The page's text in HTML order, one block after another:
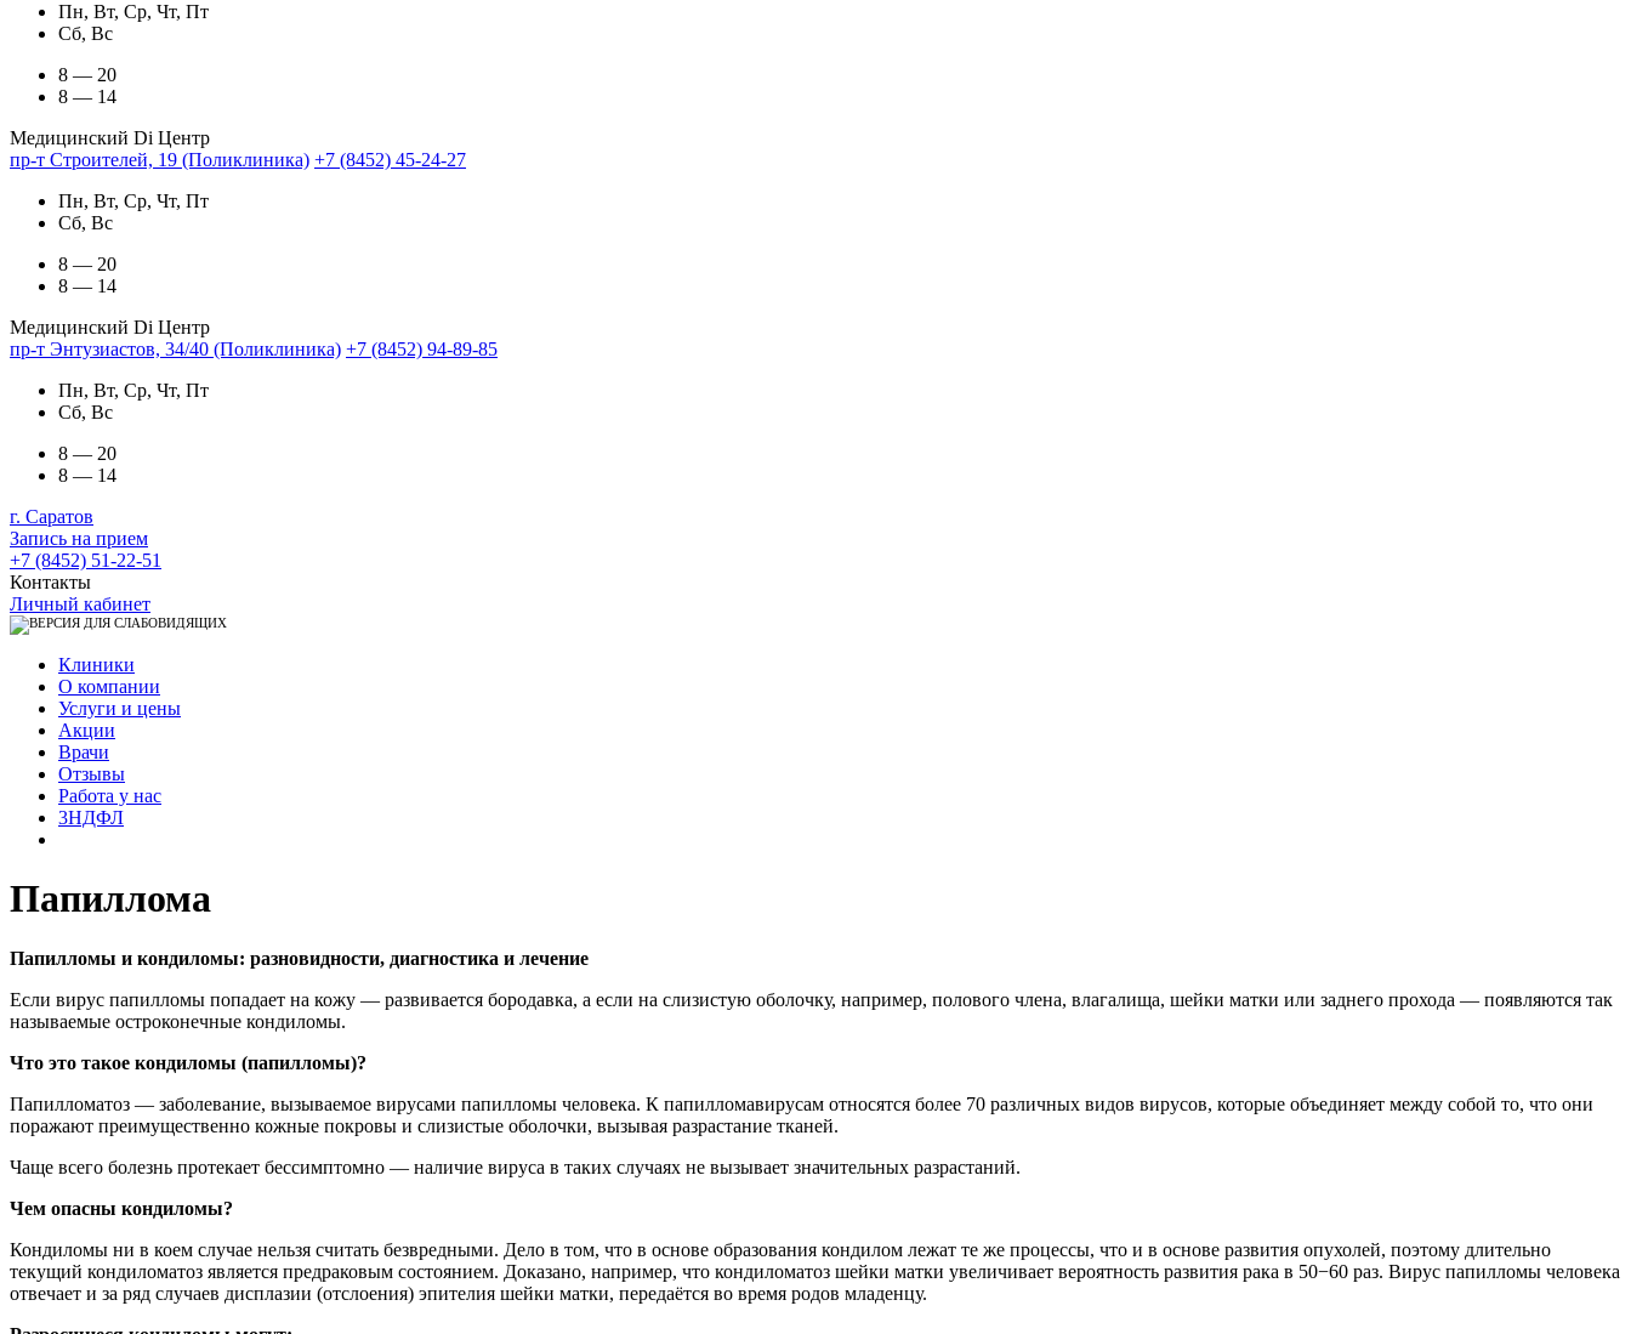
Пн, Вт, Ср, Чт, Пт
Сб, Вс
8 — 20
8 — 14
Медицинский Di Центр
пр-т Строителей, 19 (Поликлиника) +7 (8452) 45-24-27
Пн, Вт, Ср, Чт, Пт
Сб, Вс
8 — 20
8 — 14
Медицинский Di Центр
пр-т Энтузиастов, 34/40 (Поликлиника) +7 (8452) 94-89-85
Пн, Вт, Ср, Чт, Пт
Сб, Вс
8 — 20
8 — 14
г. Саратов
Запись на прием
+7 (8452) 51-22-51
Контакты
Личный кабинет
Клиники
О компании
Услуги и цены
Акции
Врачи
Отзывы
Работа у нас
3НДФЛ
Папиллома
Папилломы и кондиломы: разновидности, диагностика и лечение
Если вирус папилломы попадает на кожу — развивается бородавка, а если на слизистую оболочку, например, полового члена, влагалища, шейки матки или заднего прохода — появляются так
называемые остроконечные кондиломы.
Что это такое кондиломы (папилломы)?
Папилломатоз — заболевание, вызываемое вирусами папилломы человека. К папилломавирусам относятся более 70 различных видов вирусов, которые объединяет между собой то, что они
поражают преимущественно кожные покровы и слизистые оболочки, вызывая разрастание тканей.
Чаще всего болезнь протекает бессимптомно — наличие вируса в таких случаях не вызывает значительных разрастаний.
Чем опасны кондиломы?
Кондиломы ни в коем случае нельзя считать безвредными. Дело в том, что в основе образования кондилом лежат те же процессы, что и в основе развития опухолей, поэтому длительно
текущий кондиломатоз является предраковым состоянием. Доказано, например, что кондиломатоз шейки матки увеличивает вероятность развития рака в 50−60 раз. Вирус папилломы человека
отвечает и за ряд случаев дисплазии (отслоения) эпителия шейки матки, передаётся во время родов младенцу.